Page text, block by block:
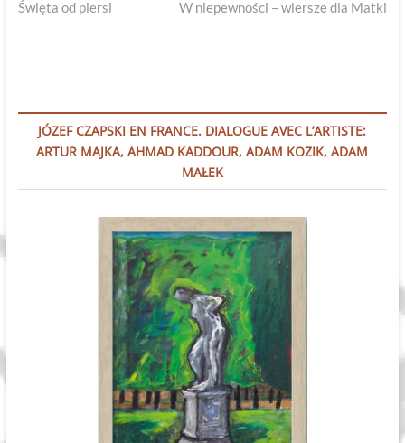
wpisupost:
Święta od piersi
post:
W niepewności – wiersze dla Matki
JÓZEF CZAPSKI EN FRANCE. DIALOGUE AVEC L’ARTISTE:
ARTUR MAJKA, AHMAD KADDOUR, ADAM KOZIK, ADAM
MAŁEK